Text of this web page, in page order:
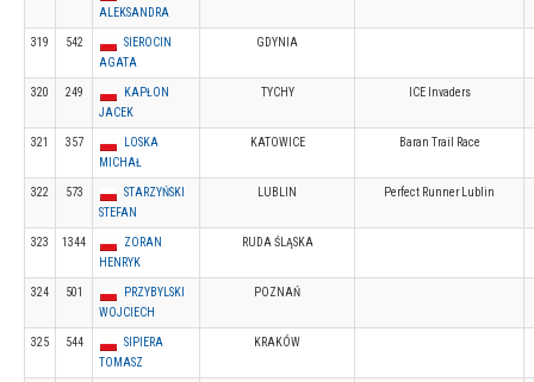
ALEKSANDRA
319 542
SIEROCIN
AGATA
GDYNIA
320 249
KAPŁON
JACEK
TYCHY ICE Invaders
321 357
LOSKA
MICHAŁ
KATOWICE Baran Trail Race
322 573
STARZYŃSKI
STEFAN
LUBLIN Perfect Runner Lublin
323 1344
ZORAN
HENRYK
RUDA ŚLĄSKA
324 501
PRZYBYLSKI
WOJCIECH
POZNAŃ
325 544
SIPIERA
TOMASZ
KRAKÓW